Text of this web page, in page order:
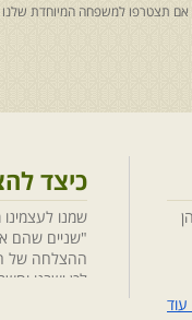
תצטרפו למשפחה המיוחדת שלנו
כיצד
שמנו
"שניים שהם
ההצלחה של
לכן ישבנו
מיקוד, בחנו